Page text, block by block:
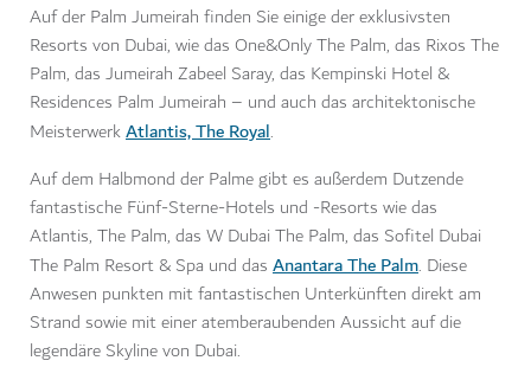
Auf der Palm Jumeirah finden Sie einige der exklusivsten
Resorts von Dubai, wie das One&Only The Palm, das Rixos The
Palm, das Jumeirah Zabeel Saray, das Kempinski Hotel &
Residences Palm Jumeirah – und auch das architektonische
MeisterwerkAtlantis, The Royal.
Auf dem Halbmond der Palme gibt es außerdem Dutzende
fantastische Fünf-Sterne-Hotels und -Resorts wie das
Atlantis, The Palm, das W Dubai The Palm, das Sofitel Dubai
The Palm Resort & Spa und das Anantara The Palm. Diese
Anwesen punkten mit fantastischen Unterkünften direkt am
Strand sowie mit einer atemberaubenden Aussicht auf die
legendäre Skyline von Dubai.